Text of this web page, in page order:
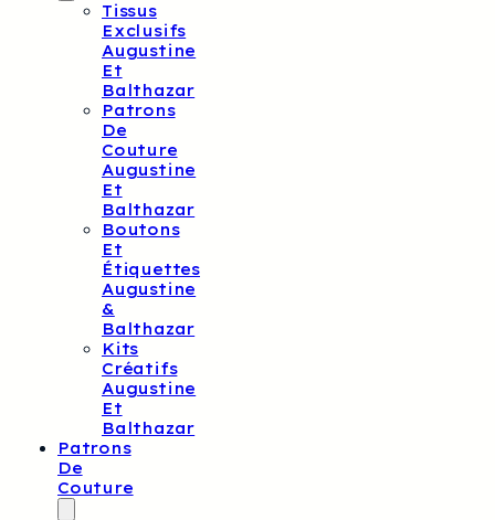
Tissus
Exclusifs
Augustine
Et
Balthazar
Patrons
De
Couture
Augustine
Et
Balthazar
Boutons
Et
Étiquettes
Augustine
&
Balthazar
Kits
Créatifs
Augustine
Et
Balthazar
Patrons
De
Couture